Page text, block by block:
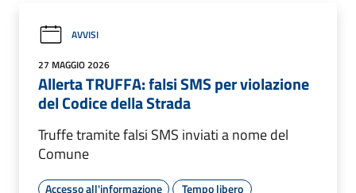
AVVISI
27 MAGGIO 2026
Allerta TRUFFA: falsi SMS per violazione
del Codice della Strada
Truffe tramite falsi SMS inviati a nome del
Comune
Accesso all'informazione
Tempo libero